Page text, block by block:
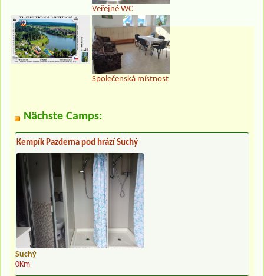
Veřejné WC
Společenská místnost
Nächste Camps:
Kempík Pazderna pod hrází Suchý
Suchý
0Km